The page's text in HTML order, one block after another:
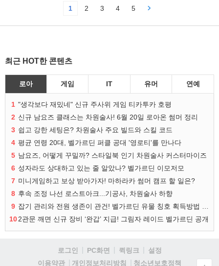
1 2 3 4 5
최근 HOT한 콘텐츠
로아 게임 IT 유머 연예
1 "생각보다 재밌네" 신규 주사위 게임 티카투카 호평
2 신규 남요즈 클래스는 차원술사! 6월 20일 로아온 썸머 정리
3 쉽고 강한 세팅은? 차원술사 주요 빌드와 스킬 코드
4 평균 연령 20대, 벨가르딘 퍼클 공대 '영로티'를 만나다
5 남요즈, 어떻게 꾸밀까? 스타일북 인기 차원술사 커스터마이즈
6 성자라도 상대하고 있는 줄 알았나? 벨가르딘 이모저모
7 미니게임하고 보상 받아가자! 마하라카 썸머 캠프 할 일은?
8 후속 조정 나선 로스트아크...기공사, 차원술사 하향
9
잡기 관리와 전원 생존이 관건! 벨가르딘 유물 칭호 획득방법 정리
102관문 깨면 신규 장비 ‘완갑’ 지급! 그림자 레이드 벨가르딘 공개
로그인 PC화면 퀵링크
설정
이용약관
개인정보처리방침
청소년보호정책